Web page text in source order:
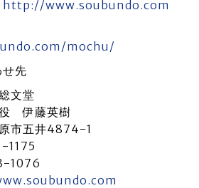
http://www.soubundo.com
mochu/
先
文堂
伊藤英樹
市五井4874-1
1175
1076